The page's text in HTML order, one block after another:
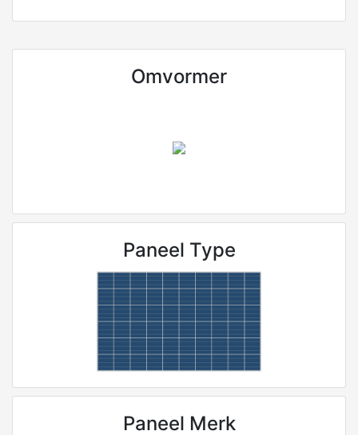
Omvormer
Paneel Type
Paneel Merk